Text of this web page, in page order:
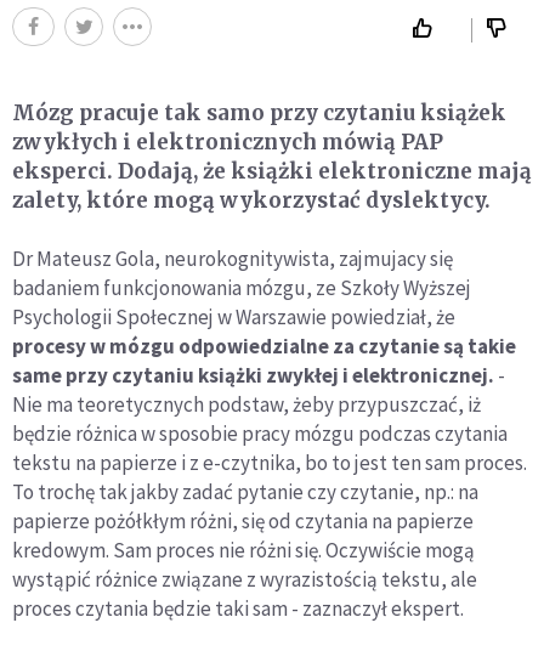
Mózg pracuje tak samo przy czytaniu książek
zwykłych i elektronicznych mówią PAP
eksperci. Dodają, że książki elektroniczne mają
zalety, które mogą wykorzystać dyslektycy.
Dr Mateusz Gola, neurokognitywista, zajmujacy się
badaniem funkcjonowania mózgu, ze Szkoły Wyższej
Psychologii Społecznej w Warszawie powiedział, że
procesy w mózgu odpowiedzialne za czytanie są takie
same przy czytaniu książki zwykłej i elektronicznej. -
Nie ma teoretycznych podstaw, żeby przypuszczać, iż
będzie różnica w sposobie pracy mózgu podczas czytania
tekstu na papierze i z e-czytnika, bo to jest ten sam proces.
To trochę tak jakby zadać pytanie czy czytanie, np.: na
papierze pożółkłym różni, się od czytania na papierze
kredowym. Sam proces nie różni się. Oczywiście mogą
wystąpić różnice związane z wyrazistością tekstu, ale
proces czytania będzie taki sam - zaznaczył ekspert.